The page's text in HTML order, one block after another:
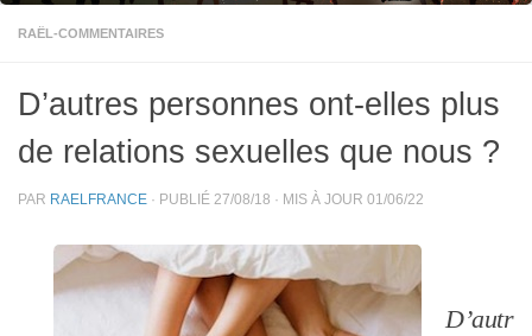
RAËL-COMMENTAIRES
D’autres personnes ont-elles plus
de relations sexuelles que nous ?
PAR RAELFRANCE · PUBLIÉ 27/08/18 · MIS À JOUR 01/06/22
D’autr